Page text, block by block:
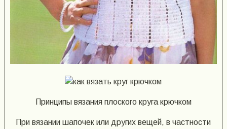
Принципы вязания плоского круга крючком
При вязании шапочек или других вещей, в частности